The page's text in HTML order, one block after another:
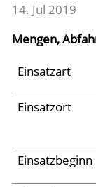
Einsätze
Aktuelles
14. Jul 2019
Mengen,
Einsatzart
Einsatzort
Einsatzbeginn